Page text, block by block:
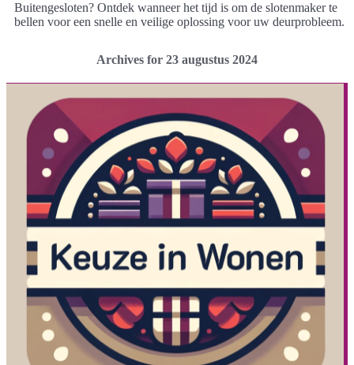
Buitengesloten? Ontdek wanneer het tijd is om de slotenmaker te
bellen voor een snelle en veilige oplossing voor uw deurprobleem.
Archives for 23 augustus 2024